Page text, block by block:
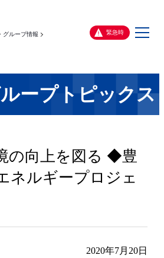
グループ情報 緊急時
メ
ープトピックス
の向上を図る ◆豊
ネルギープロジェ
2020年7月20日